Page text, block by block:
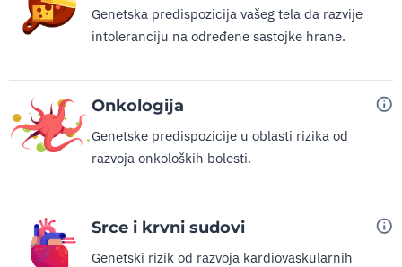
Genetska predispozicija vašeg tela da razvije
intoleranciju na određene sastojke hrane.
Onkologija
Genetske predispozicije u oblasti rizika od
razvoja onkoloških bolesti.
Srce i krvni sudovi
Genetski rizik od razvoja kardiovaskularnih